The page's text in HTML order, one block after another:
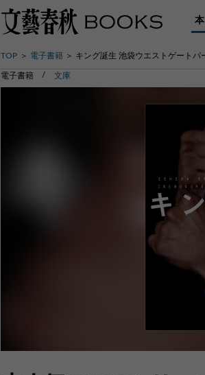
TOP 電子書籍 キング誕生 池袋ウエストゲートパ
電子書籍 文庫